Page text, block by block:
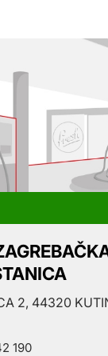
2, 44320
190